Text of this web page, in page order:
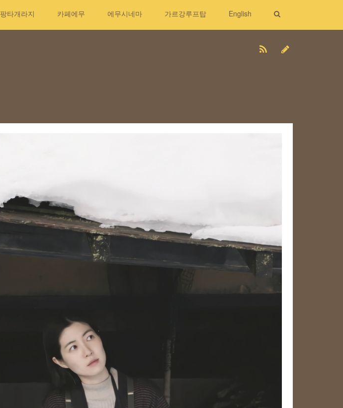
팡타개라지 카페에무 에무시네마 가르강루프탑 English